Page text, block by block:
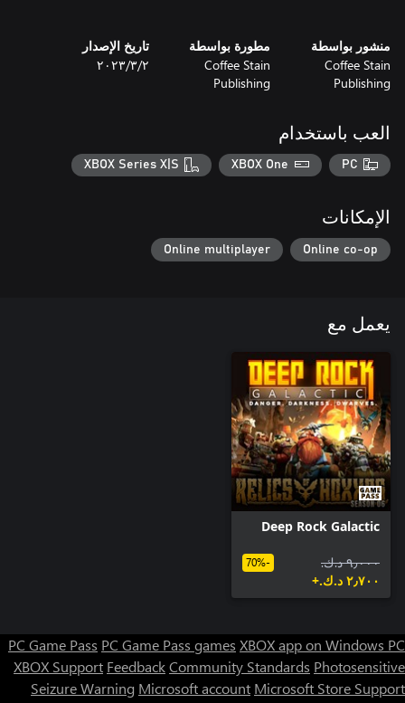
- The unique Supporter Badge, shown next to your name in
Important note: By buying this DLC you are first and foremost
showing your support for us, the developers. The bling-bling in
previous SUPPORTER UPGRADE. If you already own this DLC,
then you will “just” get everything else included above.
منشور بواسطة
Coffee Stain
Publishing
مطورة بواسطة
Coffee Stain
Publishing
تاريخ الإصدار
٢‏/٣‏/٢٠٢٣
العب باستخدام
PC
XBOX One
XBOX Series X|S
الإمكانات
Online co-op
Online multiplayer
يعمل مع
Deep Rock Galactic
٩٫٠٠٠ د.ك.‏
٢٫٧٠٠ د.ك.‏+
-70%
PC Game Pass PC Game Pass games XBOX app on Windows PC
XBOX Support FeedbackCommunity Standards Photosensitive
Seizure Warning Microsoft account Microsoft Store Support